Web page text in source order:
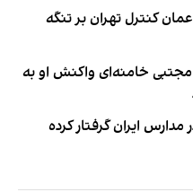
کنترل تهران بر تنگه
خامنه‌ای واکنش او به
مدارس ایران گرفتار کرده